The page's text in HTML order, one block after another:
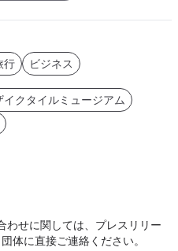
行 ビジネス
イクタイルミュージアム
わせに関しては、プレスリリー
体に直接ご連絡ください。